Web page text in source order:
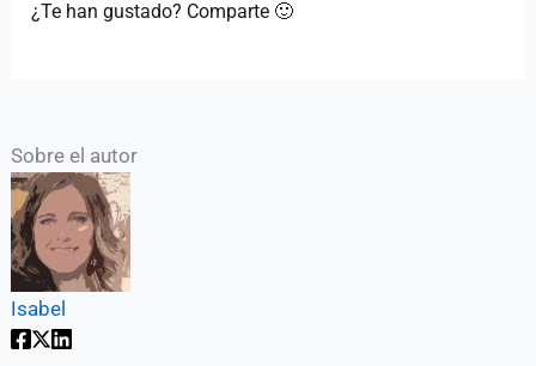
¿Te han gustado? Comparte 🙂
Sobre el autor
Isabel